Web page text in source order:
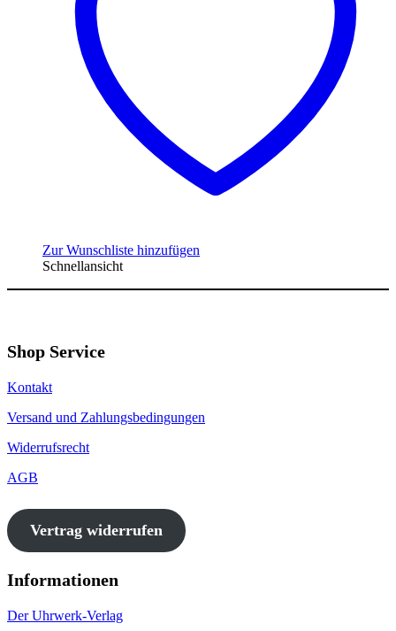
Zur Wunschliste hinzufügen
Schnellansicht
Shop Service
Kontakt
Versand und Zahlungsbedingungen
Widerrufsrecht
AGB
Vertrag widerrufen
Informationen
Der Uhrwerk-Verlag